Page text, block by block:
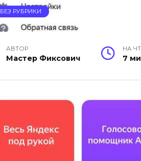
БЕЗ РУБРИКИ
АВТОР
Мастер Фиксович
НА
7